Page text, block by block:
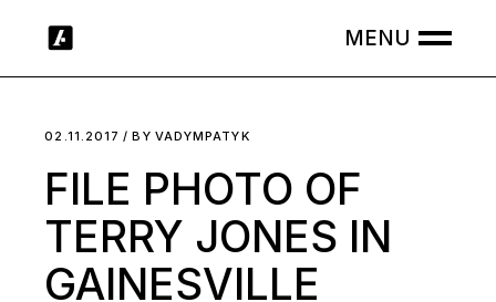
02.11.2017 BY VADYMPATYK
FILE PHOTO OF
TERRY JONES IN
GAINESVILLE